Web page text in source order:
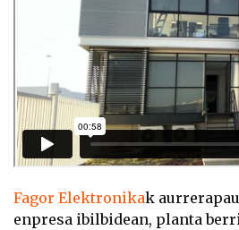
Fagor Elektronikak
enpresa ibilbidean, planta